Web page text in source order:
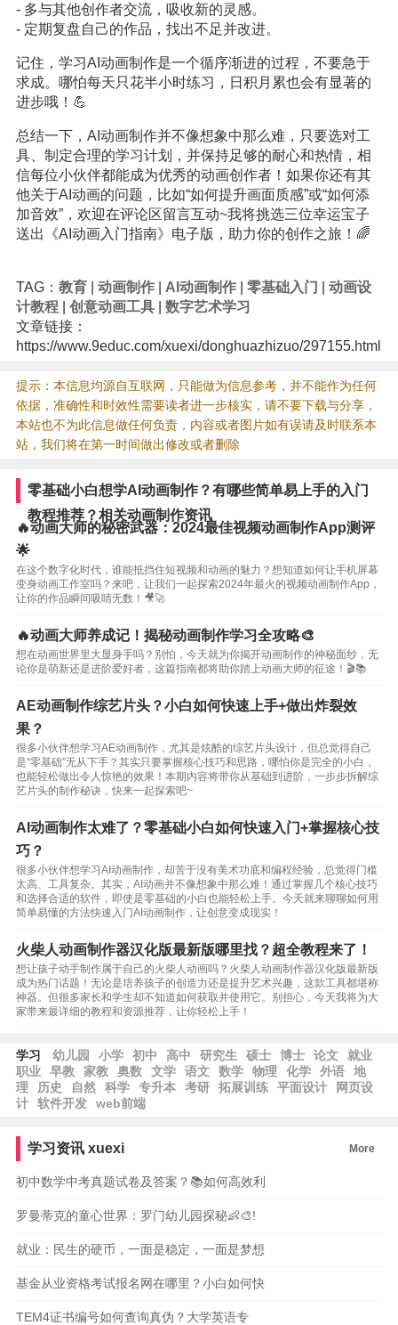
- 多与其他创作者交流，吸收新的灵感。
- 定期复盘自己的作品，找出不足并改进。
记住，学习AI动画制作是一个循序渐进的过程，不要急于
求成。哪怕每天只花半小时练习，日积月累也会有显著的
进步哦！💪
总结一下，AI动画制作并不像想象中那么难，只要选对工
具、制定合理的学习计划，并保持足够的耐心和热情，相
信每位小伙伴都能成为优秀的动画创作者！如果你还有其
他关于AI动画的问题，比如“如何提升画面质感”或“如何添
加音效”，欢迎在评论区留言互动~我将挑选三位幸运宝子
送出《AI动画入门指南》电子版，助力你的创作之旅！🌈
TAG： 教育| 动画制作| AI动画制作| 零基础入门
动画设
计教程| 创意动画工具| 数字艺术学习
文章链接：
https://www.9educ.com/xuexi/donghuazhizuo/297155.html
提示：本信息均源自互联网，只能做为信息参考，并不能作为任何
依据，准确性和时效性需要读者进一步核实，请不要下载与分享，
本站也不为此信息做任何负责，内容或者图片如有误请及时联系本
站，我们将在第一时间做出修改或者删除
零基础小白想学AI动画制作？有哪些简单易上手的入门
教程推荐？相关动画制作资讯
🔥动画大师的秘密武器：2024最佳视频动画制作App测评
🌟
在这个数字化时代，谁能抵挡住短视频和动画的魅力？想知道如何让手机屏幕
变身动画工作室吗？来吧，让我们一起探索2024年最火的视频动画制作App，
让你的作品瞬间吸睛无数！🎥🚀
🔥动画大师养成记！揭秘动画制作学习全攻略🎨
想在动画世界里大显身手吗？别怕，今天就为你揭开动画制作的神秘面纱，无
论你是萌新还是进阶爱好者，这篇指南都将助你踏上动画大师的征途！🎬📚
AE动画制作综艺片头？小白如何快速上手+做出炸裂效
果？
很多小伙伴想学习AE动画制作，尤其是炫酷的综艺片头设计，但总觉得自己
是“零基础”无从下手？其实只要掌握核心技巧和思路，哪怕你是完全的小白，
也能轻松做出令人惊艳的效果！本期内容将带你从基础到进阶，一步步拆解综
艺片头的制作秘诀，快来一起探索吧~
AI动画制作太难了？零基础小白如何快速入门+掌握核心技
巧？
很多小伙伴想学习AI动画制作，却苦于没有美术功底和编程经验，总觉得门槛
太高、工具复杂。其实，AI动画并不像想象中那么难！通过掌握几个核心技巧
和选择合适的软件，即使是零基础的小白也能轻松上手。今天就来聊聊如何用
简单易懂的方法快速入门AI动画制作，让创意变成现实！
火柴人动画制作器汉化版最新版哪里找？超全教程来了！
想让孩子动手制作属于自己的火柴人动画吗？火柴人动画制作器汉化版最新版
成为热门话题！无论是培养孩子的创造力还是提升艺术兴趣，这款工具都堪称
神器。但很多家长和学生却不知道如何获取并使用它。别担心，今天我将为大
家带来最详细的教程和资源推荐，让你轻松上手！
学习 幼儿园 小学 初中 高中 研究生 硕士 博士 论文
就业
职业
早教 家教 奥数 文学 语文 数学 物理 化学 外语
地
理
历史 自然 科学 专升本 考研 拓展训练 平面设计
网页设
计
软件开发 web前端
学习资讯 xuexi More
初中数学中考真题试卷及答案？📚如何高效利
罗曼蒂克的童心世界：罗门幼儿园探秘👶🎨!
就业：民生的硬币，一面是稳定，一面是梦想
基金从业资格考试报名网在哪里？小白如何快
TEM4证书编号如何查询真伪？大学英语专